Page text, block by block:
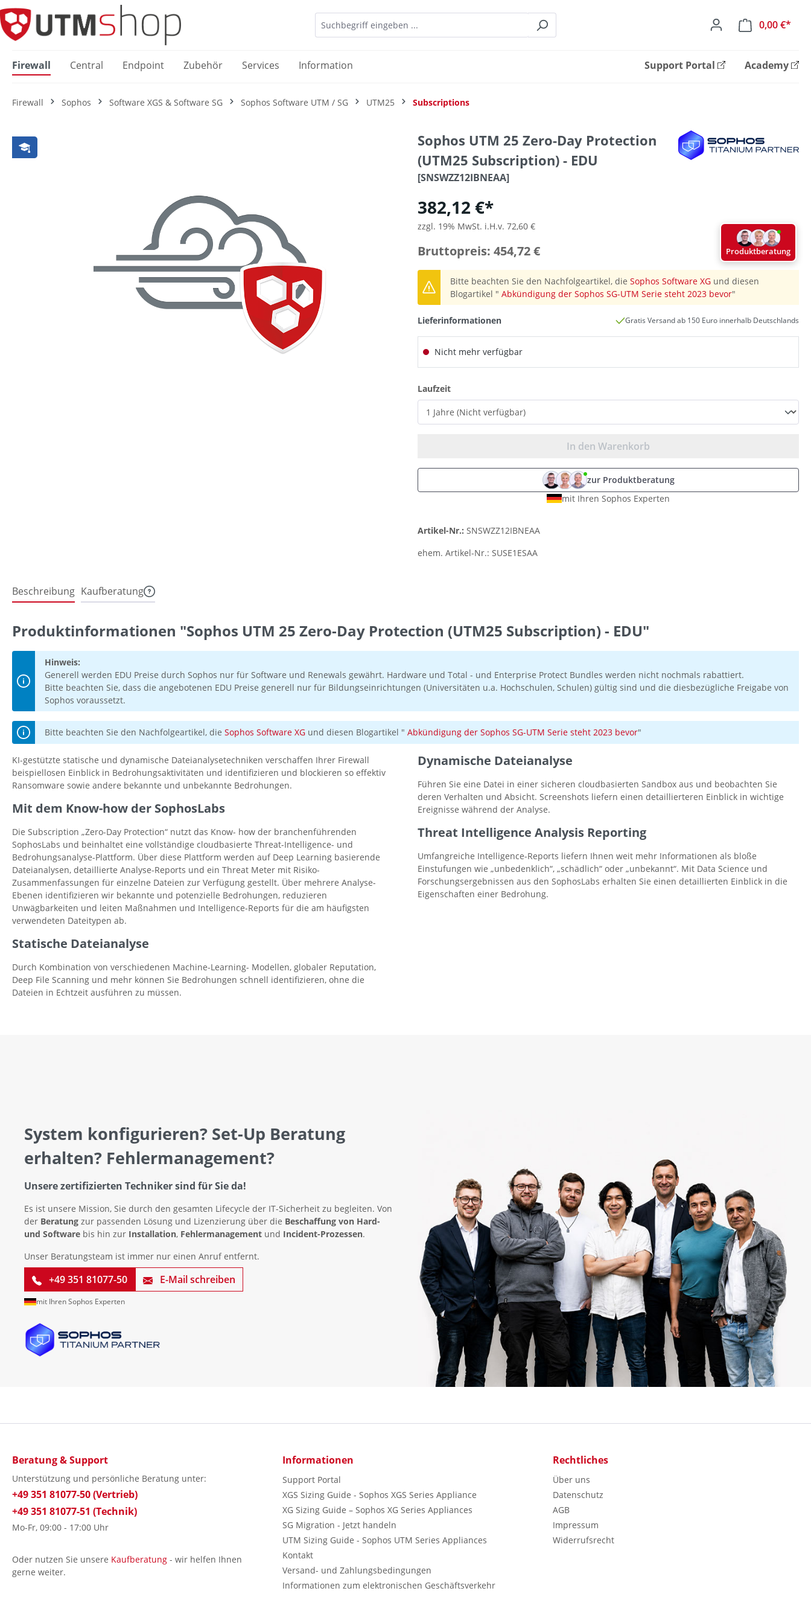
Zur Hauptnavigation springen
0,00 €*
Firewall Central Endpoint Zubehör Services Information Support Portal Academy
Firewall Sophos Software XGS & Software SG Sophos Software UTM / SG UTM25 Subscriptions
Bildergalerie überspringen
Sophos UTM 25 Zero-Day Protection
(UTM25 Subscription) - EDU
[SNSWZZ12IBNEAA]
382,12 €*
zzgl. 19% MwSt. i.H.v. 72,60 €
Bruttopreis: 454,72 €
Bitte beachten Sie den Nachfolgeartikel, die Sophos Software XG und diesen
Blogartikel " Abkündigung der Sophos SG-UTM Serie steht 2023 bevor"
Lieferinformationen Gratis Versand ab 150 Euro innerhalb Deutschlands
Nicht mehr verfügbar
Laufzeitauswählen
In den Warenkorb
zur Produktberatung
mit Ihren Sophos Experten
Artikel-Nr.: SNSWZZ12IBNEAA
ehem. Artikel-Nr.: SUSE1ESAA
Beschreibung Kaufberatung
Produktinformationen "Sophos UTM 25 Zero-Day Protection (UTM25 Subscription) - EDU"
Hinweis:
Generell werden EDU Preise durch Sophos nur für Software und Renewals gewährt. Hardware und Total - und Enterprise Protect Bundles werden nicht nochmals rabattiert.
Bitte beachten Sie, dass die angebotenen EDU Preise generell nur für Bildungseinrichtungen (Universitäten u.a. Hochschulen, Schulen) gültig sind und die diesbezügliche Freigabe von
Sophos voraussetzt.
Bitte beachten Sie den Nachfolgeartikel, die Sophos Software XG und diesen Blogartikel " Abkündigung der Sophos SG-UTM Serie steht 2023 bevor"
KI-gestützte statische und dynamische Dateianalysetechniken verschaffen Ihrer Firewall
beispiellosen Einblick in Bedrohungsaktivitäten und identifizieren und blockieren so effektiv
Ransomware sowie andere bekannte und unbekannte Bedrohungen.
Mit dem Know-how der SophosLabs
Die Subscription „Zero-Day Protection“ nutzt das Know- how der branchenführenden
SophosLabs und beinhaltet eine vollständige cloudbasierte Threat-Intelligence- und
Bedrohungsanalyse-Plattform. Über diese Plattform werden auf Deep Learning basierende
Dateianalysen, detaillierte Analyse-Reports und ein Threat Meter mit Risiko-
Zusammenfassungen für einzelne Dateien zur Verfügung gestellt. Über mehrere Analyse-
Ebenen identifizieren wir bekannte und potenzielle Bedrohungen, reduzieren
Unwägbarkeiten und leiten Maßnahmen und Intelligence-Reports für die am häufigsten
verwendeten Dateitypen ab.
Statische Dateianalyse
Durch Kombination von verschiedenen Machine-Learning- Modellen, globaler Reputation,
Deep File Scanning und mehr können Sie Bedrohungen schnell identifizieren, ohne die
Dateien in Echtzeit ausführen zu müssen.
Dynamische Dateianalyse
Führen Sie eine Datei in einer sicheren cloudbasierten Sandbox aus und beobachten Sie
deren Verhalten und Absicht. Screenshots liefern einen detaillierteren Einblick in wichtige
Ereignisse während der Analyse.
Threat Intelligence Analysis Reporting
Umfangreiche Intelligence-Reports liefern Ihnen weit mehr Informationen als bloße
Einstufungen wie „unbedenklich“, „schädlich“ oder „unbekannt“. Mit Data Science und
Forschungsergebnissen aus den SophosLabs erhalten Sie einen detaillierten Einblick in die
Eigenschaften einer Bedrohung.
System konfigurieren? Set-Up Beratung
erhalten? Fehlermanagement?
Unsere zertifizierten Techniker sind für Sie da!
Es ist unsere Mission, Sie durch den gesamten Lifecycle der IT-Sicherheit zu begleiten. Von
der Beratung zur passenden Lösung und Lizenzierung über die Beschaffung von Hard-
und Software bis hin zur Installation, Fehlermanagement und Incident-Prozessen.
Unser Beratungsteam ist immer nur einen Anruf entfernt.
+49 351 81077-50 E-Mail schreiben
mit Ihren Sophos Experten
Beratung & Support
Unterstützung und persönliche Beratung unter:
+49 351 81077-50 (Vertrieb)
+49 351 81077-51 (Technik)
Mo-Fr, 09:00 - 17:00 Uhr
Oder nutzen Sie unsere Kaufberatung - wir helfen Ihnen
gerne weiter.
Informationen
Support Portal
XGS Sizing Guide - Sophos XGS Series Appliance
XG Sizing Guide – Sophos XG Series Appliances
SG Migration - Jetzt handeln
UTM Sizing Guide - Sophos UTM Series Appliances
Kontakt
Versand- und Zahlungsbedingungen
Informationen zum elektronischen Geschäftsverkehr
Rechtliches
Über uns
Datenschutz
AGB
Impressum
Widerrufsrecht
Produktberatung